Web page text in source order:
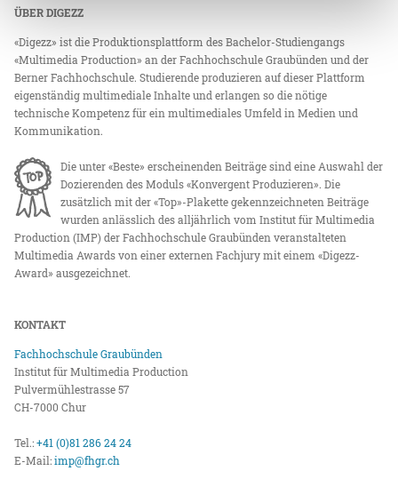
ÜBER DIGEZZ
«Digezz» ist die Produktionsplattform des Bachelor-Studiengangs
«Multimedia Production» an der Fachhochschule Graubünden und der
Berner Fachhochschule. Studierende produzieren auf dieser Plattform
eigenständig multimediale Inhalte und erlangen so die nötige
technische Kompetenz für ein multimediales Umfeld in Medien und
Kommunikation.
Die unter «Beste» erscheinenden Beiträge sind eine Auswahl der
Dozierenden des Moduls «Konvergent Produzieren». Die
zusätzlich mit der «Top»-Plakette gekennzeichneten Beiträge
wurden anlässlich des alljährlich vom Institut für Multimedia
Production (IMP) der Fachhochschule Graubünden veranstalteten
Multimedia Awards von einer externen Fachjury mit einem «Digezz-
Award» ausgezeichnet.
KONTAKT
Fachhochschule Graubünden
Institut für Multimedia Production
Pulvermühlestrasse 57
CH-7000 Chur
Tel.:+41 (0)81 286 24 24
E-Mail:imp@fhgr.ch